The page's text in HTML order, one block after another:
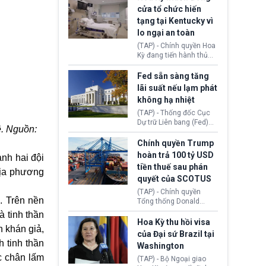
Nguồn:
hai đội
phương
Trên nền
tinh thần
khán giả,
tinh thần
chân lấm
nhằm duy trì hoạt động
Chủ tịch Gianni Infantino
tiếp tục đối mặt cáo
buộc dùng sức ép tài
chính để đổi lấy sự ủng
chính trị từ Liên đoàn
Bóng đá Jordan. Trước
áp lực dồn dập, FIFA phải
tổ chức cuộc họp khẩn ở
Morocco.
cửa tổ chức hiến
tạng tại Kentucky vì
lo ngại an toàn
(TAP) - Chính quyền Hoa
Kỳ đang tiến hành thủ
tục thu hồi chứng nhận
hoạt động của tổ chức
hiến tạng Network for
Hope (bang Kentucky).
Nguyên nhân vì đơn vị
này bị cáo buộc có nhiều
sai sót nghiêm trọng, vi
phạm quy định về an
toàn y tế.
Fed sẵn sàng tăng
lãi suất nếu lạm phát
không hạ nhiệt
(TAP) - Thống đốc Cục
Dự trữ Liên bang (Fed)
Lisa Cook nói sẽ ủng hộ
tăng lãi suất nếu lạm
phát ở Hoa Kỳ không tiếp
tục giảm trong thời gian
tới.
Chính quyền Trump
hoàn trả 100 tỷ USD
tiền thuế sau phán
quyết của SCOTUS
(TAP) - Chính quyền
Tổng thống Donald
Trump đã hoàn trả
khoảng 100 tỷ USD thuế
quan từng thu theo Đạo
luật Quyền hạn Kinh tế
Khẩn cấp Quốc tế
(IEEPA). Động thái này
Hoa Kỳ thu hồi visa
của Đại sứ Brazil tại
Washington
(TAP) - Bộ Ngoại giao